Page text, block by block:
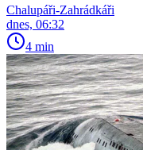
Chalupáři-Zahrádkáři
dnes, 06:32
4 min